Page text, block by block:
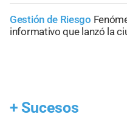
Gestión de Riesgo
informativo que lanzó la
+ Sucesos